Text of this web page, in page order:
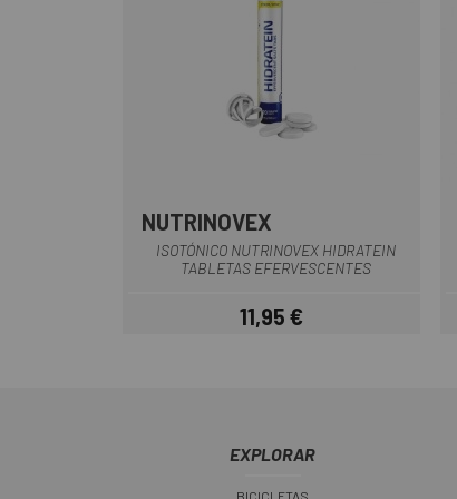
NUTRINOVEX
ISOTÓNICO NUTRINOVEX HIDRATEIN
TABLETAS EFERVESCENTES
Precio
11,95 €
EXPLORAR
BICICLETAS